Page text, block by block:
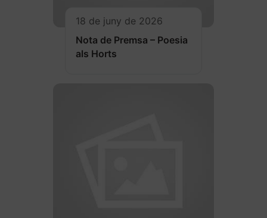
18 de juny de 2026
Nota de Premsa – Poesia
als Horts